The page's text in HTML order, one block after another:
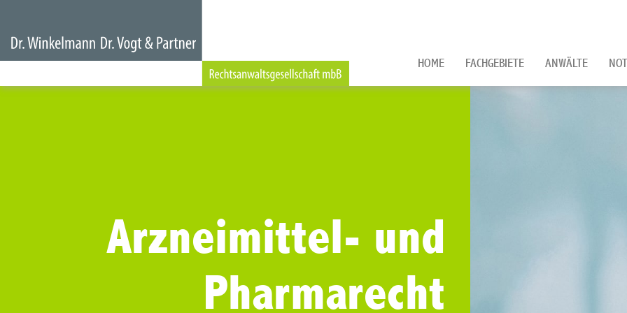
HOME FACHGEBIETE ANWÄLTE
Arzneimittel- und
Pharmarecht